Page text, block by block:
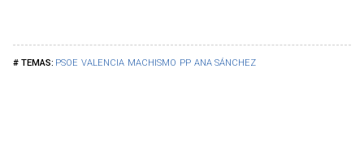
PSOE VALENCIA MACHISMO PP ANA SÁNCHEZ